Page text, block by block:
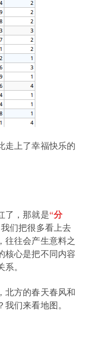
走上了幸福快乐的
了，那就是“分
们把很多看上去
往往会产生意料之
核心是把不同内容
。
北方的春天春风和
们来看地图。